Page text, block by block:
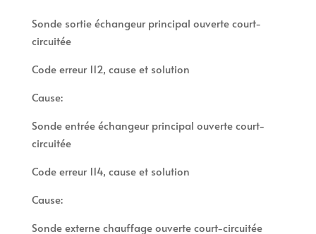
Sonde sortie échangeur principal ouverte court-
circuitée
Code erreur 112, cause et solution
Cause:
Sonde entrée échangeur principal ouverte court-
circuitée
Code erreur 114, cause et solution
Cause:
Sonde externe chauffage ouverte court-circuitée